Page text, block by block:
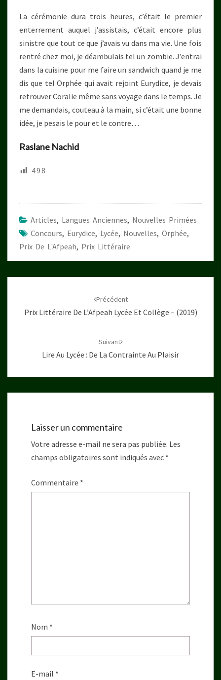
La cérémonie dura trois heures, c’était le premier
enterrement auquel j’assistais, c’était encore plus
sinistre que tout ce que j’avais vu dans ma vie. Une fois
rentré chez moi, je déambulais tel un zombie. J’entrai
dans la cuisine pour me faire un sandwich quand je me
dis que tel Orphée qui avait rejoint Eurydice, je devais
retrouver Coralie même sans voyage dans le temps. Je
me demandais, couteau à la main, si c’était une bonne
idée, je pesais le pour et le contre…
Raslane Nachid
498
Articles, Langues Anciennes, Nouvelles Primées
Concours, Eurydice, Lycée, Nouvelles, Orphée,
Prix De L'Afpeah, Prix Littéraire
Précédent
Prix Littéraire De L’Afpeah Lycée Et Collège – (2019)
Suivant
Lire Au Lycée : De La Contrainte Au Plaisir
Laisser un commentaire
Votre adresse e-mail ne sera pas publiée. Les
champs obligatoires sont indiqués avec *
Commentaire *
Nom *
E-mail *